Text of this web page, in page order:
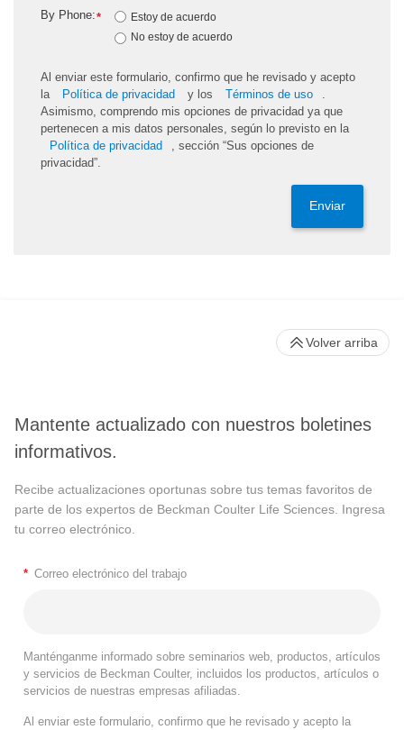
*
By Phone:
Estoy de acuerdo
No estoy de acuerdo
Al enviar este formulario, confirmo que he revisado y acepto
la
Política de privacidad y los Términos de uso
.
Asimismo, comprendo mis opciones de privacidad ya que
pertenecen a mis datos personales, según lo previsto en la
Política de privacidad
, sección “Sus opciones de
privacidad”.
Enviar
Mantente actualizado con nuestros boletines
informativos.
Recibe actualizaciones oportunas sobre tus temas favoritos de
parte de los expertos de Beckman Coulter Life Sciences. Ingresa
tu correo electrónico.
* Correo electrónico del trabajo
Manténganme informado sobre seminarios web, productos, artículos
y servicios de Beckman Coulter, incluidos los productos, artículos o
servicios de nuestras empresas afiliadas.
Al enviar este formulario, confirmo que he revisado y acepto la
Volver arriba